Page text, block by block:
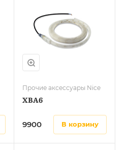
Прочие аксессуары Nice
XBA6
9900 в корзину